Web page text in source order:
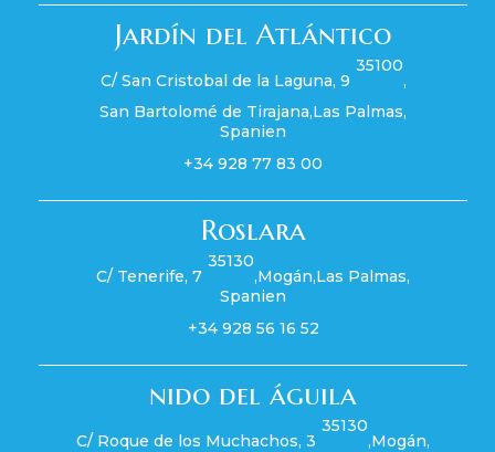
Jardín del Atlántico
C/ San Cristobal de la Laguna, 9
35100
,
San Bartolomé de Tirajana,Las Palmas,
Spanien
+34 928 77 83 00
Roslara
C/ Tenerife, 7
35130
,Mogán,Las Palmas,
Spanien
+34 928 56 16 52
nido del águila
C/ Roque de los Muchachos, 3
35130
,Mogán,